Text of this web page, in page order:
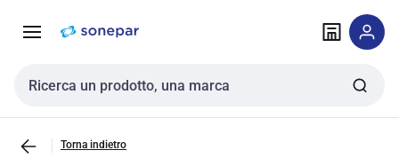
navigazione alla
Cerca input
Torna indietro